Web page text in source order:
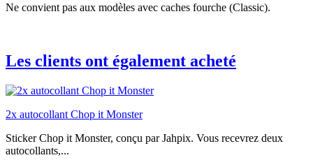
Ne convient pas aux modèles avec caches fourche (Classic).
Les clients ont également acheté
2x autocollant Chop it Monster
Sticker Chop it Monster, conçu par Jahpix. Vous recevrez deux
autocollants,...